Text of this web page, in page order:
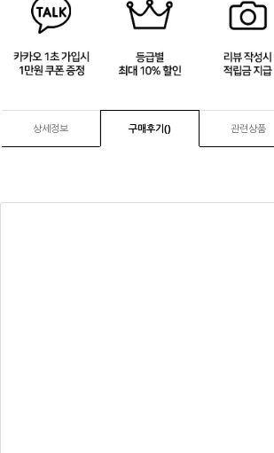
상세정보 구매후기() 관련상품